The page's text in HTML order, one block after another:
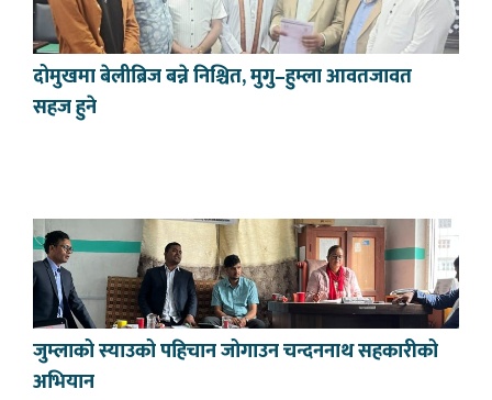
दोमुखमा बेलीब्रिज बन्ने निश्चित, मुगु–हुम्ला आवतजावत
सहज हुने
जुम्लाको स्याउको पहिचान जोगाउन चन्दननाथ सहकारीको
अभियान